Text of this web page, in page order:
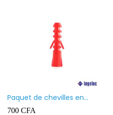
Paquet de chevilles en
plastique Ingelec – 8
700 CFA